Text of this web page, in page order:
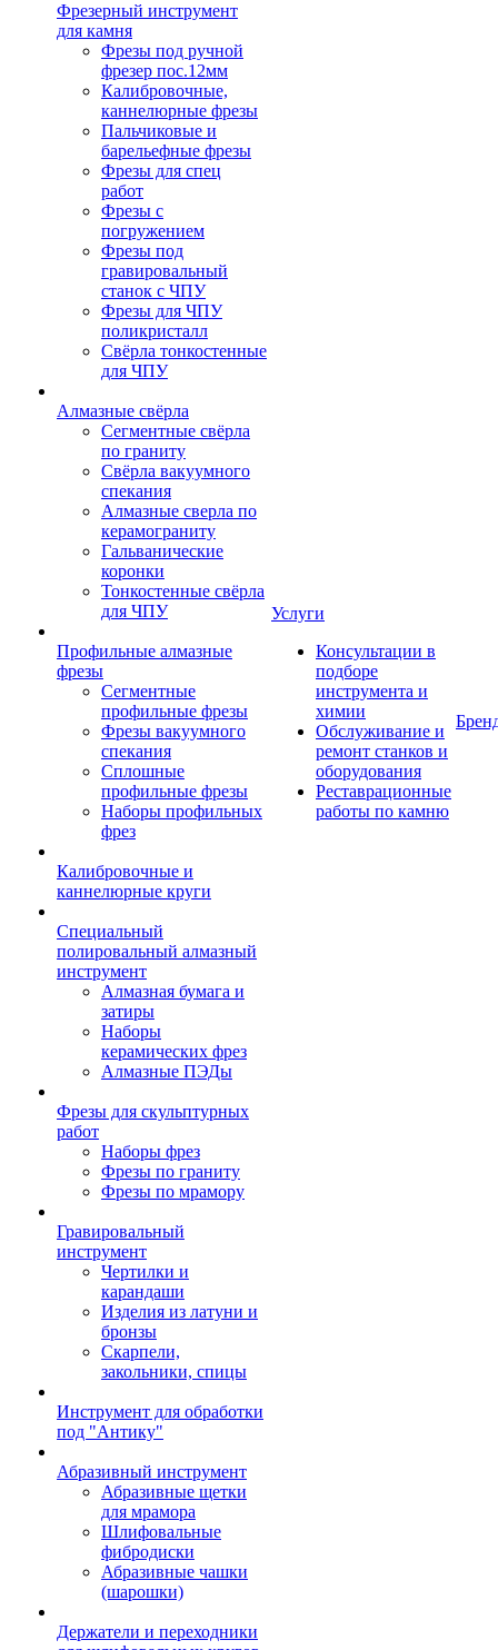
Фрезерный инструмент
для камня
Фрезы под ручной
фрезер пос.12мм
Калибровочные,
каннелюрные фрезы
Пальчиковые и
барельефные фрезы
Фрезы для спец
работ
Фрезы с
погружением
Фрезы под
гравировальный
станок с ЧПУ
Фрезы для ЧПУ
поликристалл
Свёрла тонкостенные
для ЧПУ
Алмазные свёрла
Сегментные свёрла
по граниту
Свёрла вакуумного
спекания
Алмазные сверла по
керамограниту
Гальванические
коронки
Тонкостенные свёрла
для ЧПУ
Профильные алмазные
фрезы
Сегментные
профильные фрезы
Фрезы вакуумного
спекания
Сплошные
профильные фрезы
Наборы профильных
фрез
Калибровочные и
каннелюрные круги
Специальный
полировальный алмазный
инструмент
Алмазная бумага и
затиры
Наборы
керамических фрез
Алмазные ПЭДы
Фрезы для скульптурных
работ
Наборы фрез
Фрезы по граниту
Фрезы по мрамору
Гравировальный
инструмент
Чертилки и
карандаши
Изделия из латуни и
бронзы
Скарпели,
закольники, спицы
Инструмент для обработки
под "Антику"
Абразивный инструмент
Абразивные щетки
для мрамора
Шлифовальные
фибродиски
Абразивные чашки
(шарошки)
Держатели и переходники
Услуги
Консультации в
подборе
инструмента и
химии
Обслуживание и
ремонт станков и
оборудования
Реставрационные
работы по камню